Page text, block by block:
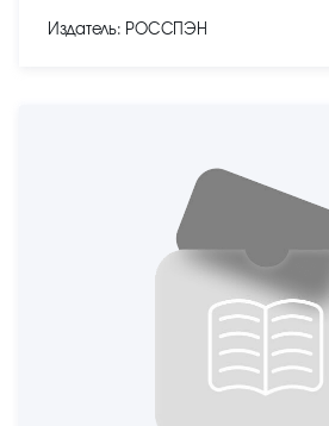
Издатель: РОССПЭН